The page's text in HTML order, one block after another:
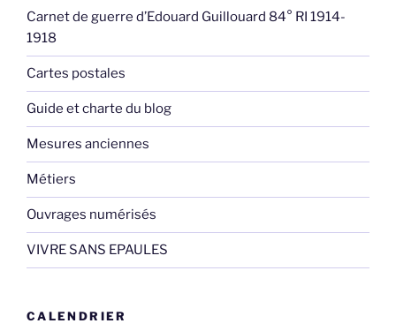
Carnet de guerre d’Edouard Guillouard 84° RI 1914-
1918
Cartes postales
Guide et charte du blog
Mesures anciennes
Métiers
Ouvrages numérisés
VIVRE SANS EPAULES
CALENDRIER